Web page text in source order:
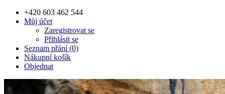
+420 603 462 544
Můj účet
Zaregistrovat se
Přihlásit se
Seznam přání (0)
Nákupní košík
Objednat